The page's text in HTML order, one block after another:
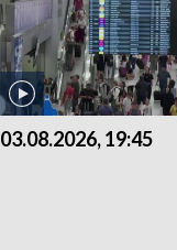
03.08.2026, 19:45